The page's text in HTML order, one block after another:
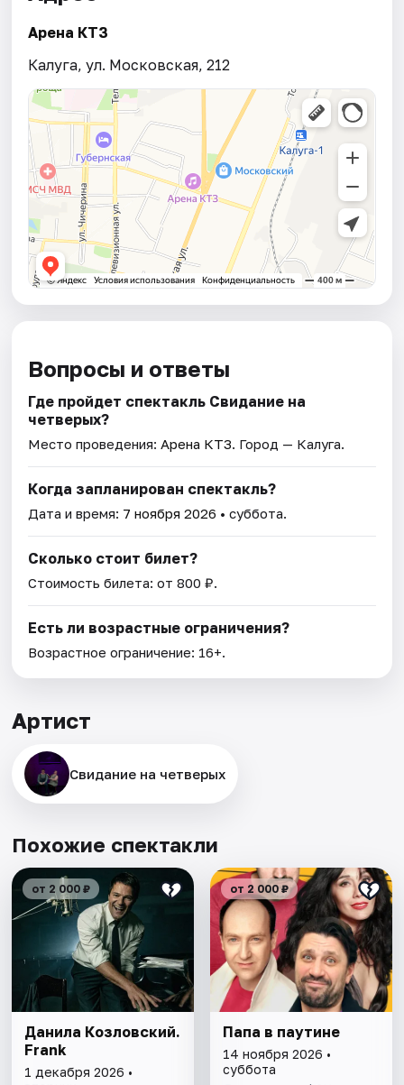
Арена КТЗ
Калуга, ул. Московская, 212
Вопросы и ответы
Где пройдет спектакль Свидание на
четверых?
Место проведения:Арена КТЗ. Город — Калуга.
Когда запланирован спектакль?
Дата и время: 7 ноября 2026 • суббота.
Сколько стоит билет?
Стоимость билета: от 800 ₽.
Есть ли возрастные ограничения?
Возрастное ограничение: 16+.
Артист
Свидание на четверых
Похожие спектакли
от 2 000 ₽
Данила Козловский.
Frank
1 декабря 2026 •
от 2 000 ₽
Папа в паутине
14 ноября 2026 •
суббота